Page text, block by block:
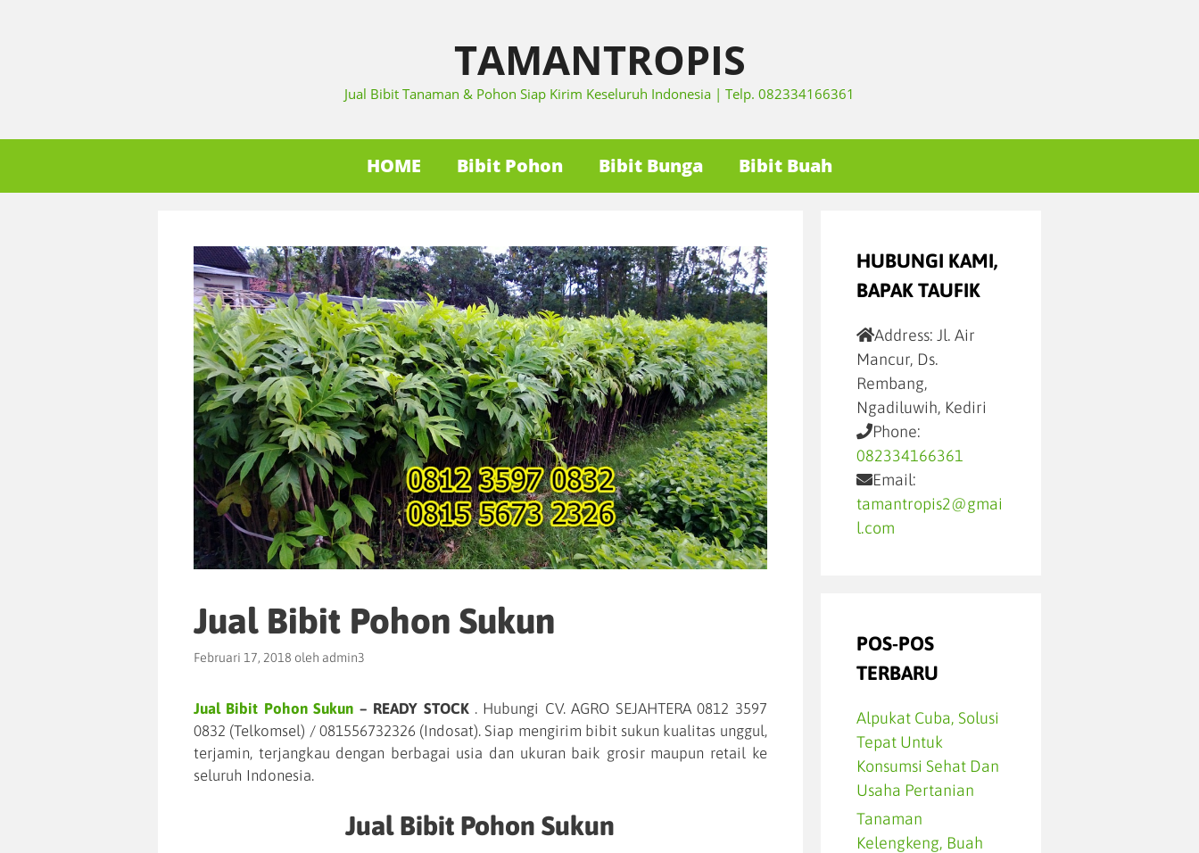
TAMANTROPIS
Jual Bibit Tanaman & Pohon Siap Kirim Keseluruh Indonesia | Telp. 082334166361
HOME Bibit Pohon Bibit Bunga Bibit Buah
Jual Bibit Pohon Sukun
Februari 17, 2018 oleh admin3
Jual Bibit Pohon Sukun – READY STOCK. Hubungi CV. AGRO SEJAHTERA 0812 3597
0832 (Telkomsel) / 081556732326 (Indosat). Siap mengirim bibit sukun kualitas unggul,
terjamin, terjangkau dengan berbagai usia dan ukuran baik grosir maupun retail ke
seluruh Indonesia.
Jual Bibit Pohon Sukun
HUBUNGI KAMI,
BAPAK TAUFIK
Address: Jl. Air
Mancur, Ds.
Rembang,
Ngadiluwih, Kediri
Phone:
082334166361
Email:
tamantropis2@gmai
l.com
POS-POS
TERBARU
Alpukat Cuba, Solusi
Tepat Untuk
Konsumsi Sehat Dan
Usaha Pertanian
Tanaman
Kelengkeng, Buah